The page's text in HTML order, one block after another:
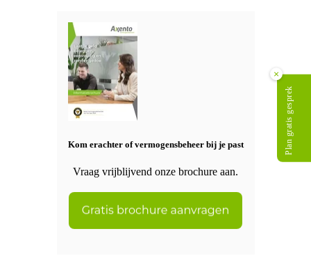
Kom erachter of vermogensbeheer bij je past
Vraag vrijblijvend onze brochure aan.
×
Plan gratis gesprek